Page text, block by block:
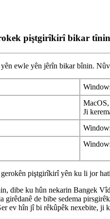
piştgirîkirî bikar tînin
yên ewle yên jêrîn bikar bînin. Nû
MacOS,
Ji
gerokên piştgirîkirî yên ku li jor
, dibe ku hûn nekarin Bangek Vî
girêdanê de bibe sedema pirsgirê
ev hîn jî bi rêkûpêk nexebite, ji